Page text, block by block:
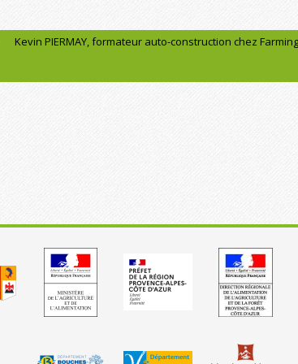
Kevin PIERMAY, formateur auto-construction chez